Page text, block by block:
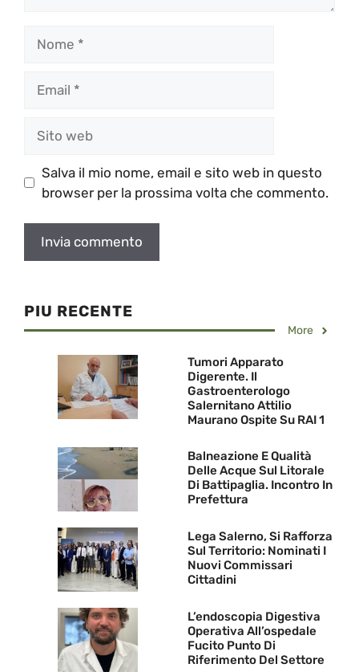
web
Salva il mio nome, email e sito web in questo
browser per la prossima volta che commento.
PIU RECENTE
More
Tumori Apparato
Digerente. Il
Gastroenterologo
Salernitano Attilio
Maurano Ospite Su RAI 1
Balneazione E Qualità
Delle Acque Sul Litorale
Di Battipaglia. Incontro In
Prefettura
Lega Salerno, Si Rafforza
Sul Territorio: Nominati I
Nuovi Commissari
Cittadini
L’endoscopia Digestiva
Operativa All’ospedale
Fucito Punto Di
Riferimento Del Settore